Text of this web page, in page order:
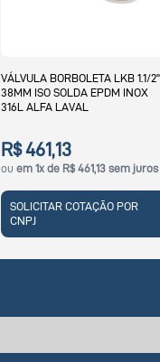
VÁLVULA BORBOLETA LKB 2
EPDM INOX 316L ALFA LAVAL
R$ 592,94
ou em 1x de R$ 592,94 sem juros
SOLICITAR COTAÇÃO POR
CNPJ